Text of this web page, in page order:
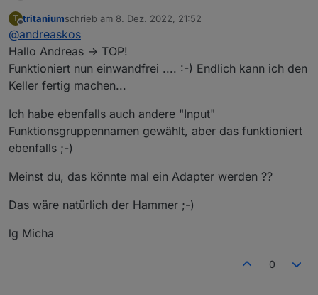
Achja, noch zu der Frage
Gibt es eigentlich eine Möglichkeit dein Script
Zonenbasiert zu erweitern ?
Ja, die gibt's! ;-) Einfach das Script ein zweites mal
In den Aufzählungen, die du dort angibst, kannst
du dann beispielsweise alle Melder vom Keller
reinschmeißen.
T
Offline
tritaniumschrieb am 8. Dez. 2022, 21:52
zuletzt editiert von
@andreaskos
Hallo Andreas -> TOP!
Funktioniert nun einwandfrei .... :-) Endlich kann ich den
Keller fertig machen...
Ich habe ebenfalls auch andere "Input"
Funktionsgruppennamen gewählt, aber das funktioniert
ebenfalls ;-)
Meinst du, das könnte mal ein Adapter werden ??
Das wäre natürlich der Hammer ;-)
lg Micha
0